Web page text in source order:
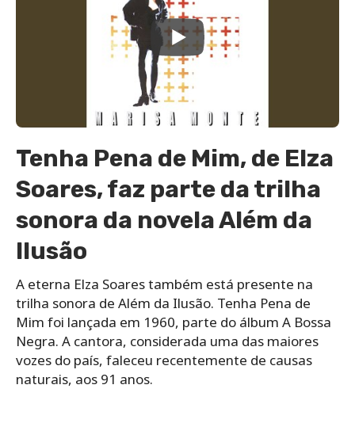
Tenha Pena de Mim, de Elza
Soares, faz parte da trilha
sonora da novela Além da
Ilusão
A eterna Elza Soares também está presente na
trilha sonora de Além da Ilusão. Tenha Pena de
Mim foi lançada em 1960, parte do álbum A Bossa
Negra. A cantora, considerada uma das maiores
vozes do país, faleceu recentemente de causas
naturais, aos 91 anos.